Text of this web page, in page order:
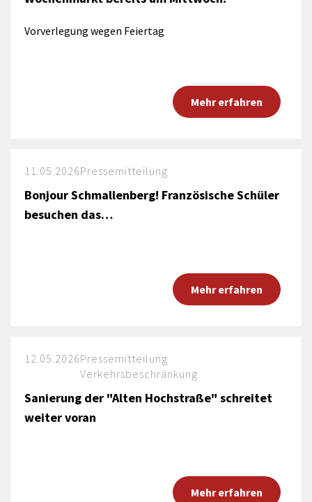
Vorverlegung wegen Feiertag
Mehr erfahren
11.05.2026Pressemitteilung
Bonjour Schmallenberg! Französische Schüler
besuchen das…
Mehr erfahren
12.05.2026Pressemitteilung
Verkehrsbeschränkung
Sanierung der "Alten Hochstraße" schreitet
weiter voran
Mehr erfahren